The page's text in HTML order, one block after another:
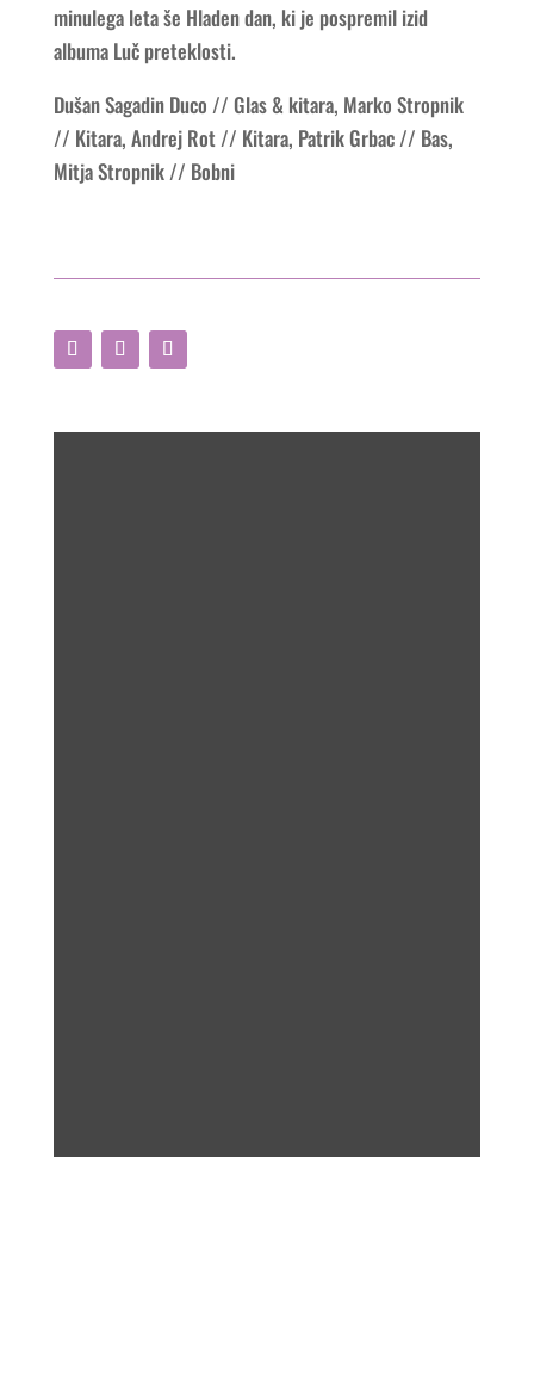
minulega leta še Hladen dan, ki je pospremil izid
albuma Luč preteklosti.
Dušan Sagadin Duco // Glas & kitara, Marko Stropnik
// Kitara, Andrej Rot // Kitara, Patrik Grbac // Bas,
Mitja Stropnik // Bobni